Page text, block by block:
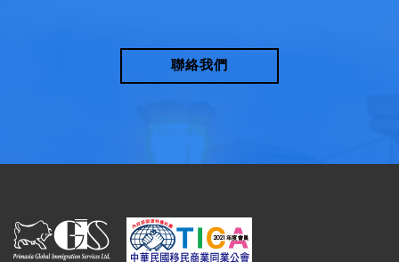
聯絡我們